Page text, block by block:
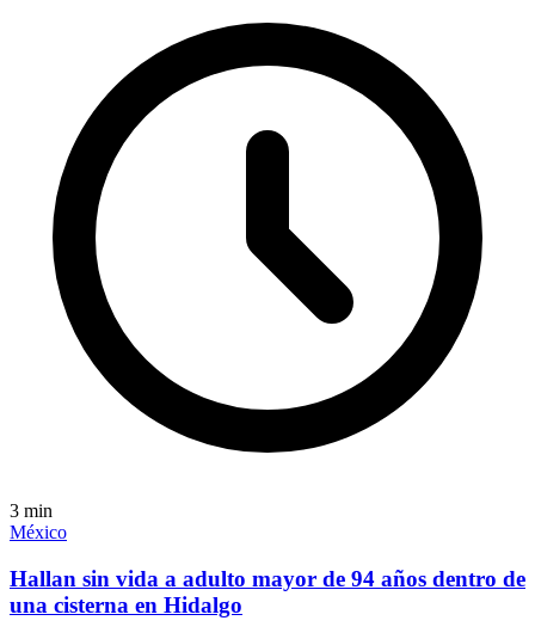
3 min
México
Hallan sin vida a adulto mayor de 94 años dentro de
una cisterna en Hidalgo